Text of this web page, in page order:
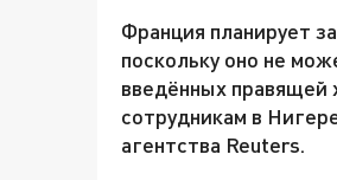
Франция планирует
поскольку оно не
введённых правящей
сотрудникам в
агентства Reuters.